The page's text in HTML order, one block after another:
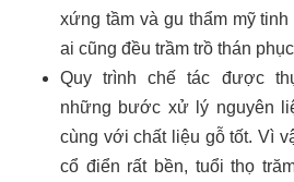
xứng tầm và gu thẩm mỹ
ai cũng đều trầm trồ thán
Quy trình chế tác được
những bước xử lý nguyên
cùng với chất liệu gỗ tốt. Vì
cổ điển rất bền, tuổi thọ